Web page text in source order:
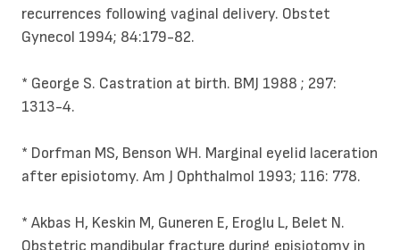
recurrences following vaginal delivery. Obstet
Gynecol 1994; 84:179-82.
* George S. Castration at birth. BMJ 1988 ; 297:
1313-4.
* Dorfman MS, Benson WH. Marginal eyelid laceration
after episiotomy. Am J Ophthalmol 1993; 116: 778.
* Akbas H, Keskin M, Guneren E, Eroglu L, Belet N.
Obstetric mandibular fracture during episiotomy in